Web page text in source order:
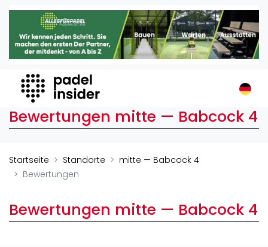
Padel Insider
Home
Organisationen
Buchungssysteme
Padel-Shops
Padelplatzbauer
Verschiedenes
Turniere
Bewertungen mitte — Babcock 4
Startseite Standorte
mitte — Babcock 4
Bewertungen
Bewertungen mitte — Babcock 4